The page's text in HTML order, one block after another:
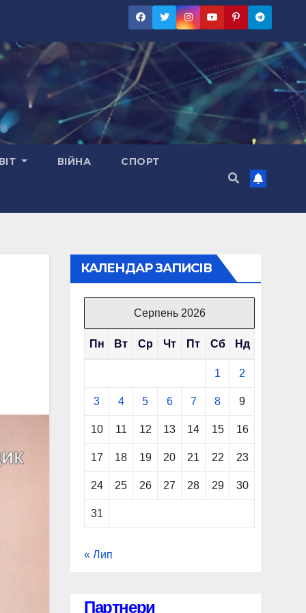
ВІЙНА СПОРТ
КАЛЕНДАР ЗАПИСІВ
Серпень 2026
Пн Вт Ср Чт Пт Сб Нд
1 2
3 4 5 6 7 8 9
10 11 12 13 14 15 16
17 18 19 20 21 22 23
24 25 26 27 28 29 30
31
« Лип
Партнери